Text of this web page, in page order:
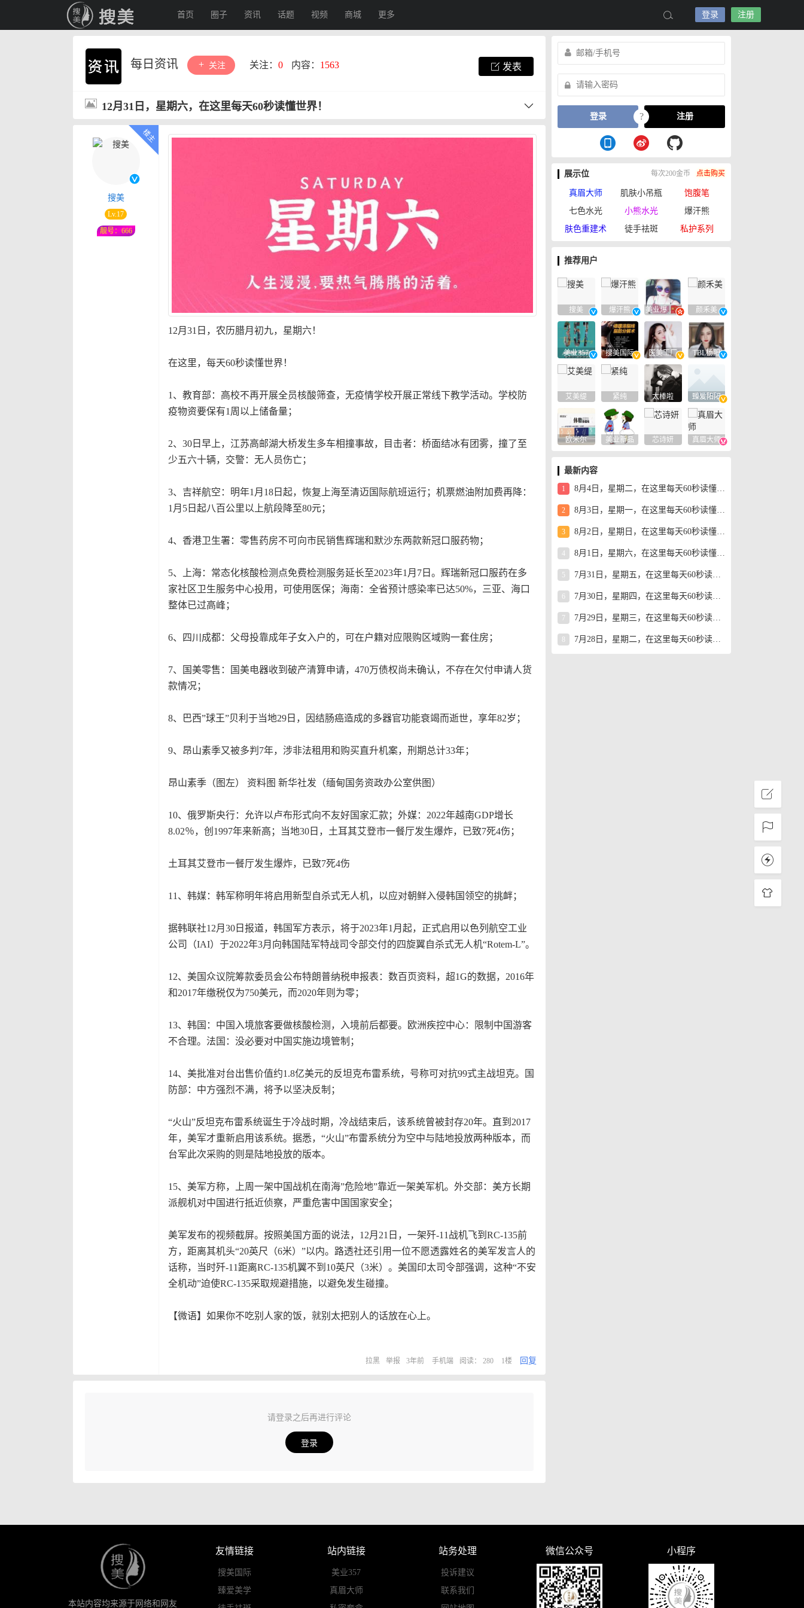
首页 圈子 资讯 话题 视频 商城 更多 登录 注册
每日资讯 关注 关注： 0 内容： 1563 发表
12月31日，星期六，在这里每天60秒读懂世界！
搜美
Lv.17
靓号：666
12月31日，农历腊月初九，星期六！
在这里，每天60秒读懂世界！
1、教育部：高校不再开展全员核酸筛查，无疫情学校开展正常线下教学活动。学校防
疫物资要保有1周以上储备量；
2、30日早上，江苏高邮湖大桥发生多车相撞事故，目击者：桥面结冰有团雾，撞了至
少五六十辆，交警：无人员伤亡；
3、吉祥航空：明年1月18日起，恢复上海至清迈国际航班运行；机票燃油附加费再降：
1月5日起八百公里以上航段降至80元；
4、香港卫生署：零售药房不可向市民销售辉瑞和默沙东两款新冠口服药物；
5、上海：常态化核酸检测点免费检测服务延长至2023年1月7日。辉瑞新冠口服药在多
家社区卫生服务中心投用，可使用医保；海南：全省预计感染率已达50%，三亚、海口
整体已过高峰；
6、四川成都：父母投靠成年子女入户的，可在户籍对应限购区域购一套住房；
7、国美零售：国美电器收到破产清算申请，470万债权尚未确认，不存在欠付申请人货
款情况；
8、巴西”球王”贝利于当地29日，因结肠癌造成的多器官功能衰竭而逝世，享年82岁；
9、昂山素季又被多判7年，涉非法租用和购买直升机案，刑期总计33年；
昂山素季（图左） 资料图 新华社发（缅甸国务资政办公室供图）
10、俄罗斯央行：允许以卢布形式向不友好国家汇款；外媒：2022年越南GDP增长
8.02％，创1997年来新高；当地30日，土耳其艾登市一餐厅发生爆炸，已致7死4伤；
土耳其艾登市一餐厅发生爆炸，已致7死4伤
11、韩媒：韩军称明年将启用新型自杀式无人机，以应对朝鲜入侵韩国领空的挑衅；
据韩联社12月30日报道，韩国军方表示，将于2023年1月起，正式启用以色列航空工业
公司（IAI）于2022年3月向韩国陆军特战司令部交付的四旋翼自杀式无人机“Rotem-L”。
12、美国众议院筹款委员会公布特朗普纳税申报表：数百页资料，超1G的数据，2016年
和2017年缴税仅为750美元，而2020年则为零；
13、韩国：中国入境旅客要做核酸检测，入境前后都要。欧洲疾控中心：限制中国游客
不合理。法国：没必要对中国实施边境管制；
14、美批准对台出售价值约1.8亿美元的反坦克布雷系统，号称可对抗99式主战坦克。国
防部：中方强烈不满，将予以坚决反制；
“火山”反坦克布雷系统诞生于冷战时期，冷战结束后，该系统曾被封存20年。直到2017
年，美军才重新启用该系统。据悉，“火山”布雷系统分为空中与陆地投放两种版本，而
台军此次采购的则是陆地投放的版本。
15、美军方称，上周一架中国战机在南海”危险地”靠近一架美军机。外交部：美方长期
派舰机对中国进行抵近侦察，严重危害中国国家安全；
美军发布的视频截屏。按照美国方面的说法，12月21日，一架歼-11战机飞到RC-135前
方，距离其机头“20英尺（6米）”以内。路透社还引用一位不愿透露姓名的美军发言人的
话称，当时歼-11距离RC-135机翼不到10英尺（3米）。美国印太司令部强调，这种“不安
全机动”迫使RC-135采取规避措施，以避免发生碰撞。
【微语】如果你不吃别人家的饭，就别太把别人的话放在心上。
拉黑 举报 3年前 手机端 阅读： 280 1楼 回复
请登录之后再进行评论
登录
登录 ? 注册
展示位 每次200金币 点击购买
真眉大师 肌肤小吊瓶
饱腹笔
七色水光
小熊水光
爆汗熊
肤色重建术
徒手祛斑 私护系列
推荐用户
搜美 爆汗熊 美业爆款平台 颜禾美
美业357 搜美国际 医美工厂 TBL杨阳
艾美缇 紧纯 太棒啦 臻爱阳阳
欧米尔 美业新品 芯诗妍 真眉大师
最新内容
1 8月4日，星期二，在这里每天60秒读懂世界！
2 8月3日，星期一，在这里每天60秒读懂世界！
3 8月2日，星期日，在这里每天60秒读懂世界！
4 8月1日，星期六，在这里每天60秒读懂世界！
5 7月31日，星期五，在这里每天60秒读懂世界！
6 7月30日，星期四，在这里每天60秒读懂世界！
7 7月29日，星期三，在这里每天60秒读懂世界！
7月28日，星期二，在这里每天60秒读懂世界！
本站内容均来源于网络和网友
友情链接
搜美国际
臻爱美学
站内链接
美业357
真眉大师
站务处理
投诉建议
联系我们
微信公众号 小程序